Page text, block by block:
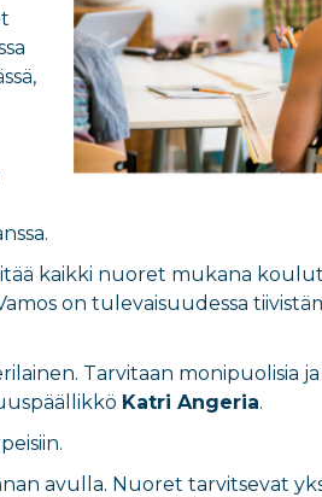
kaikki nuoret mukana
on tulevaisuudessa
Tarvitaan monipuolisia
Katri Angeria.
avulla. Nuoret tarvitsevat